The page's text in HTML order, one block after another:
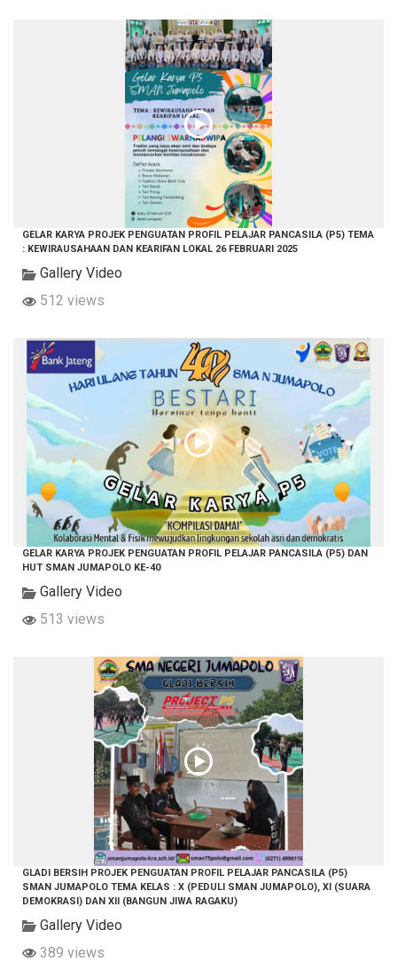
GELAR KARYA PROJEK PENGUATAN PROFIL PELAJAR PANCASILA (P5) TEMA
: KEWIRAUSAHAAN DAN KEARIFAN LOKAL 26 FEBRUARI 2025
Gallery Video
512 views
GELAR KARYA PROJEK PENGUATAN PROFIL PELAJAR PANCASILA (P5) DAN
HUT SMAN JUMAPOLO KE-40
Gallery Video
513 views
GLADI BERSIH PROJEK PENGUATAN PROFIL PELAJAR PANCASILA (P5)
SMAN JUMAPOLO TEMA KELAS : X (PEDULI SMAN JUMAPOLO), XI (SUARA
DEMOKRASI) DAN XII (BANGUN JIWA RAGAKU)
Gallery Video
389 views